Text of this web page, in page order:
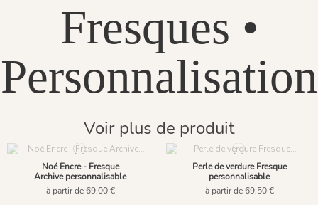
Fresques •
Personnalisation
Voir plus de produit
Noé Encre - Fresque
Archive personnalisable
à partir de 69,00 €
Perle de verdure Fresque
personnalisable
à partir de 69,50 €